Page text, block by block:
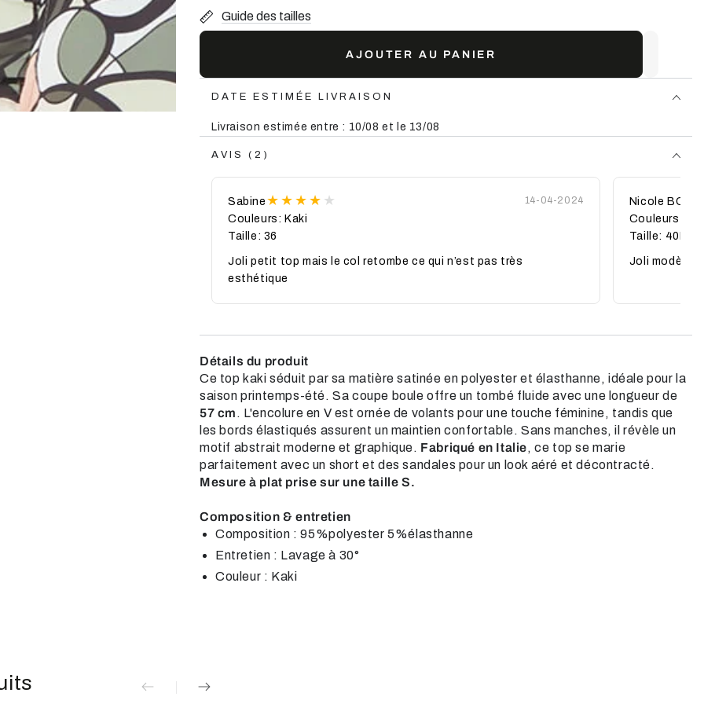
indisponible
Guide des tailles
AJOUTER AU PANIER
DATE ESTIMÉE LIVRAISON
Livraison estimée entre : 10/08 et le 13/08
AVIS (2)
Sabine 14-04-2024
Couleurs: Kaki
Taille: 36
Joli petit top mais le col retombe ce qui n’est pas très
esthétique
Nicole
Couleurs:
Taille: 40L
Joli modèle
Détails du produit
Ce top kaki séduit par sa matière satinée en polyester et élasthanne, idéale pour la
saison printemps-été. Sa coupe boule offre un tombé fluide avec une longueur de
57 cm . L'encolure en V est ornée de volants pour une touche féminine, tandis que
les bords élastiqués assurent un maintien confortable. Sans manches, il révèle un
motif abstrait moderne et graphique. Fabriqué en Italie, ce top se marie
parfaitement avec un short et des sandales pour un look aéré et décontracté.
Mesure à plat prise sur une taille S.
Composition & entretien
Composition : 95%polyester 5%élasthanne
Entretien : Lavage à 30°
Couleur : Kaki